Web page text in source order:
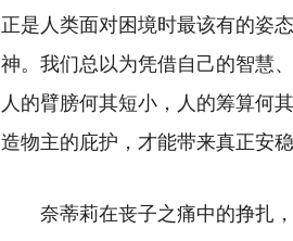
正是人类面对困境时最该有的姿
神。我们总以为凭借自己的智慧
人的臂膀何其短小，人的筹算何
造物主的庇护，才能带来真正安稳
奈蒂莉在丧子之痛中的挣扎